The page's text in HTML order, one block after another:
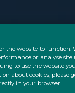
the website to
or analyse site
to use the website
about cookies, please
in your browser.